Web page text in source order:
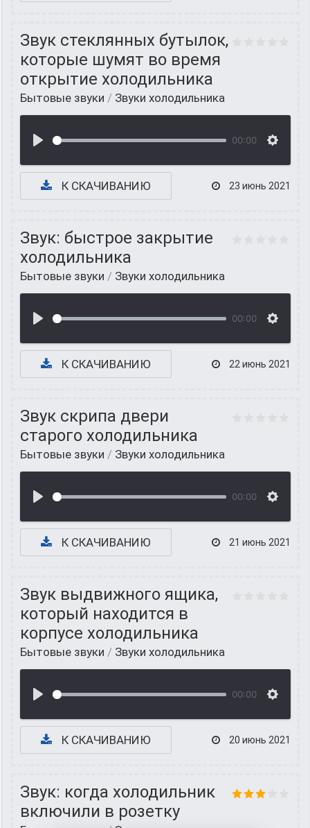
Звук стеклянных бутылок,
которые шумят во время
открытие холодильника
Бытовые звуки / Звуки холодильника
00:00
К СКАЧИВАНИЮ 23 июнь 2021
Звук: быстрое закрытие
холодильника
Бытовые звуки / Звуки холодильника
00:00
К СКАЧИВАНИЮ 22 июнь 2021
Звук скрипа двери
старого холодильника
Бытовые звуки / Звуки холодильника
00:00
К СКАЧИВАНИЮ 21 июнь 2021
Звук выдвижного ящика,
который находится в
корпусе холодильника
Бытовые звуки / Звуки холодильника
00:00
К СКАЧИВАНИЮ 20 июнь 2021
Звук: когда холодильник
включили в розетку